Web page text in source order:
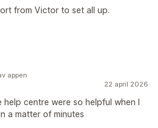
from Victor to set all up.
22 april 2026
centre were so helpful when I
a matter of minutes
appen